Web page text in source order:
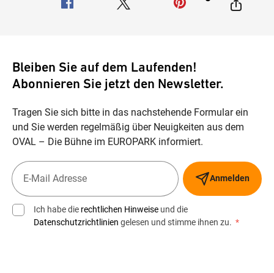
Bleiben Sie auf dem Laufenden!
Abonnieren Sie jetzt den Newsletter.
Tragen Sie sich bitte in das nachstehende Formular ein
und Sie werden regelmäßig über Neuigkeiten aus dem
OVAL – Die Bühne im EUROPARK informiert.
Anmelden
Ich habe die rechtlichen Hinweise und die
Datenschutzrichtlinien gelesen und stimme ihnen zu. *